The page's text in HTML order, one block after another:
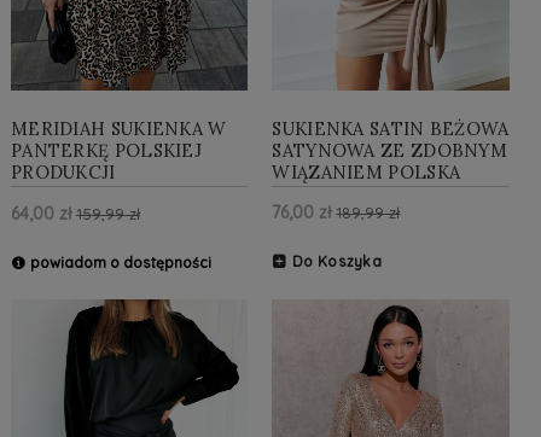
MERIDIAH SUKIENKA W
PANTERKĘ POLSKIEJ
PRODUKCJI
64,00 zł 159,99 zł
powiadom o dostępności
SUKIENKA SATIN BEŻOWA
SATYNOWA ZE ZDOBNYM
WIĄZANIEM POLSKA
PRODUKCJA
76,00 zł 189,99 zł
Do Koszyka